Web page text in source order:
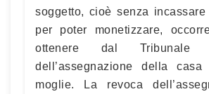
soggetto, cioè senza
per poter monetizzare,
ottenere dal Tribunale
dell’assegnazione della
moglie. La revoca